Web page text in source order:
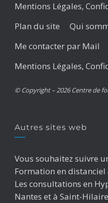
Mentions Légales,
Plan du site
Qui
Me contacter par Mail
Mentions Légales,
© Copyright – 2026 Centre de
Autres sites web
Vous souhaitez suivre
Formation en
Les consultations en
Nantes et à Saint-